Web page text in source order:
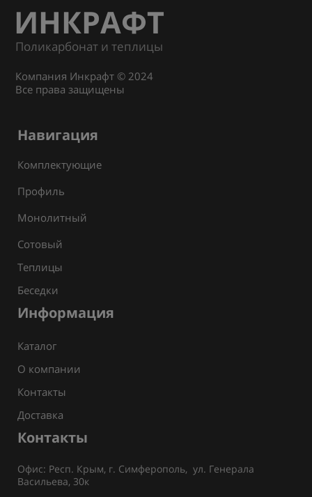
ИНКРАФТ
Поликарбонат и теплицы
Компания Инкрафт © 2024
Все права защищены
Навигация
Комплектующие
Профиль
Монолитный
Сотовый
Теплицы
Беседки
Информация
Каталог
О компании
Контакты
Доставка
Контакты
Офис: Респ. Крым, г. Симферополь, ул. Генерала
Васильева, 30к